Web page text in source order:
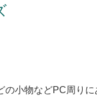
の小物などPC周り